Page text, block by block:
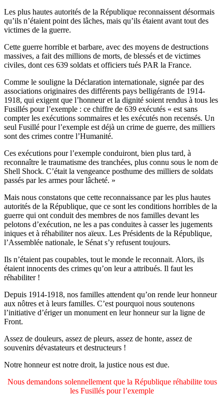
Les plus hautes autorités de la République reconnaissent désormais
qu’ils n’étaient point des lâches, mais qu’ils étaient avant tout des
victimes de la guerre.
Cette guerre horrible et barbare, avec des moyens de destructions
massives, a fait des millions de morts, de blessés et de victimes
civiles, dont ces 639 soldats et officiers tués PAR la France.
Comme le souligne la Déclaration internationale, signée par des
associations originaires des différents pays belligérants de 1914-
1918, qui exigent que l’honneur et la dignité soient rendus à tous les
Fusillés pour l’exemple : ce chiffre de 639 exécutés « est sans
compter les exécutions sommaires et les exécutés non recensés. Un
seul Fusillé pour l’exemple est déjà un crime de guerre, des milliers
sont des crimes contre l’Humanité.
Ces exécutions pour l’exemple conduiront, bien plus tard, à
reconnaître le traumatisme des tranchées, plus connu sous le nom de
Shell Shock. C’était la vengeance posthume des milliers de soldats
passés par les armes pour lâcheté. »
Mais nous constatons que cette reconnaissance par les plus hautes
autorités de la République, que ce sont les conditions horribles de la
guerre qui ont conduit des membres de nos familles devant les
pelotons d’exécution, ne les a pas conduites à casser les jugements
iniques et à réhabiliter nos aïeux. Les Présidents de la République,
l’Assemblée nationale, le Sénat s’y refusent toujours.
Ils n’étaient pas coupables, tout le monde le reconnait. Alors, ils
étaient innocents des crimes qu’on leur a attribués. Il faut les
réhabiliter !
Depuis 1914-1918, nos familles attendent qu’on rende leur honneur
aux nôtres et à leurs familles. C’est pourquoi nous soutenons
l’initiative d’ériger un monument en leur honneur sur la ligne de
Front.
Assez de douleurs, assez de pleurs, assez de honte, assez de
souvenirs dévastateurs et destructeurs !
Notre honneur est notre droit, la justice nous est due.
Nous demandons solennellement que la République réhabilite tous
les Fusillés pour l’exemple